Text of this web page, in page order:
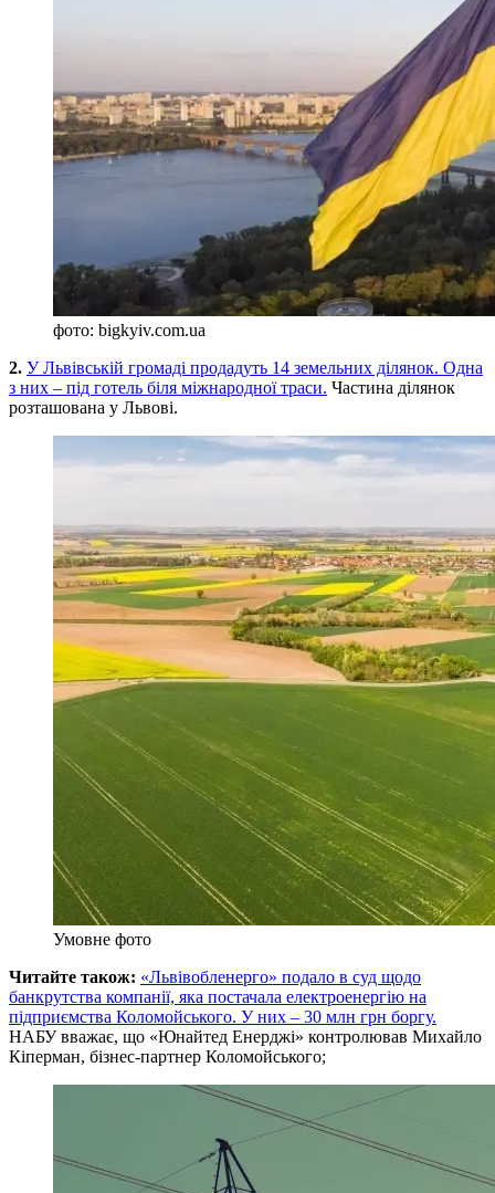
фото: bigkyiv.com.ua
2. У Львівській громаді продадуть 14 земельних ділянок. Одна
з них – під готель біля міжнародної траси. Частина ділянок
розташована у Львові.
Умовне фото
Читайте також: «Львівобленерго» подало в суд щодо
банкрутства компанії, яка постачала електроенергію на
підприємства Коломойського. У них – 30 млн грн боргу.
НАБУ вважає, що «Юнайтед Енерджі» контролював Михайло
Кіперман, бізнес-партнер Коломойського;